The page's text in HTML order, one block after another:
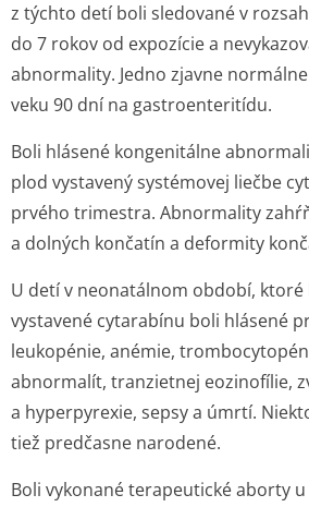
z týchto detí boli sledované v
do 7 rokov od expozície a
abnormality. Jedno zjavne
veku 90 dní na gastroenteritídu.
Boli hlásené kongenitálne
plod vystavený systémovej liečbe
prvého trimestra. Abnormality
a dolných končatín a deformity
U detí v neonatálnom období, ktoré
vystavené cytarabínu boli hlásené
leukopénie, anémie,
abnormalít, tranzietnej eozinofílie,
a hyperpyrexie, sepsy a úmrtí.
tiež predčasne narodené.
Boli vykonané terapeutické aborty